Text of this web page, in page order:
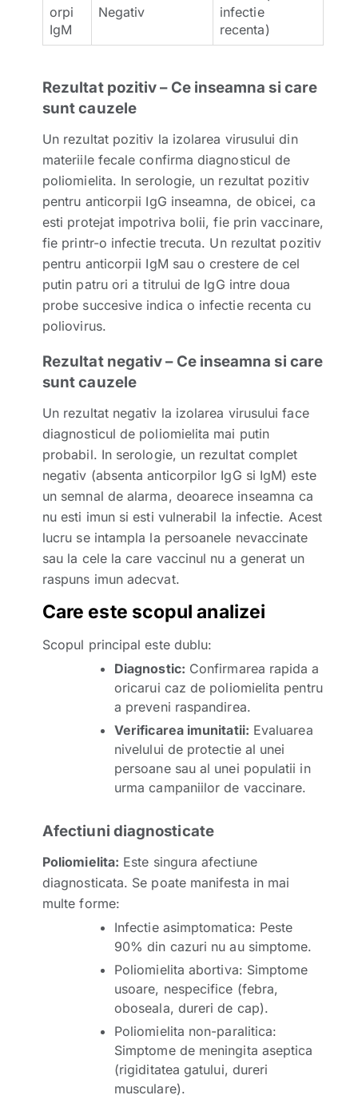
orpi
IgM
Negativ
infectie
recenta)
Rezultat pozitiv – Ce inseamna si care
sunt cauzele
Un rezultat pozitiv la izolarea virusului din
materiile fecale confirma diagnosticul de
poliomielita. In serologie, un rezultat pozitiv
pentru anticorpii IgG inseamna, de obicei, ca
esti protejat impotriva bolii, fie prin vaccinare,
fie printr-o infectie trecuta. Un rezultat pozitiv
pentru anticorpii IgM sau o crestere de cel
putin patru ori a titrului de IgG intre doua
probe succesive indica o infectie recenta cu
poliovirus.
Rezultat negativ – Ce inseamna si care
sunt cauzele
Un rezultat negativ la izolarea virusului face
diagnosticul de poliomielita mai putin
probabil. In serologie, un rezultat complet
negativ (absenta anticorpilor IgG si IgM) este
un semnal de alarma, deoarece inseamna ca
nu esti imun si esti vulnerabil la infectie. Acest
lucru se intampla la persoanele nevaccinate
sau la cele la care vaccinul nu a generat un
raspuns imun adecvat.
Care este scopul analizei
Scopul principal este dublu:
Diagnostic: Confirmarea rapida a
oricarui caz de poliomielita pentru
a preveni raspandirea.
Verificarea imunitatii: Evaluarea
nivelului de protectie al unei
persoane sau al unei populatii in
urma campaniilor de vaccinare.
Afectiuni diagnosticate
Poliomielita: Este singura afectiune
diagnosticata. Se poate manifesta in mai
multe forme:
Infectie asimptomatica: Peste
90% din cazuri nu au simptome.
Poliomielita abortiva: Simptome
usoare, nespecifice (febra,
oboseala, dureri de cap).
Poliomielita non-paralitica:
Simptome de meningita aseptica
(rigiditatea gatului, dureri
musculare).